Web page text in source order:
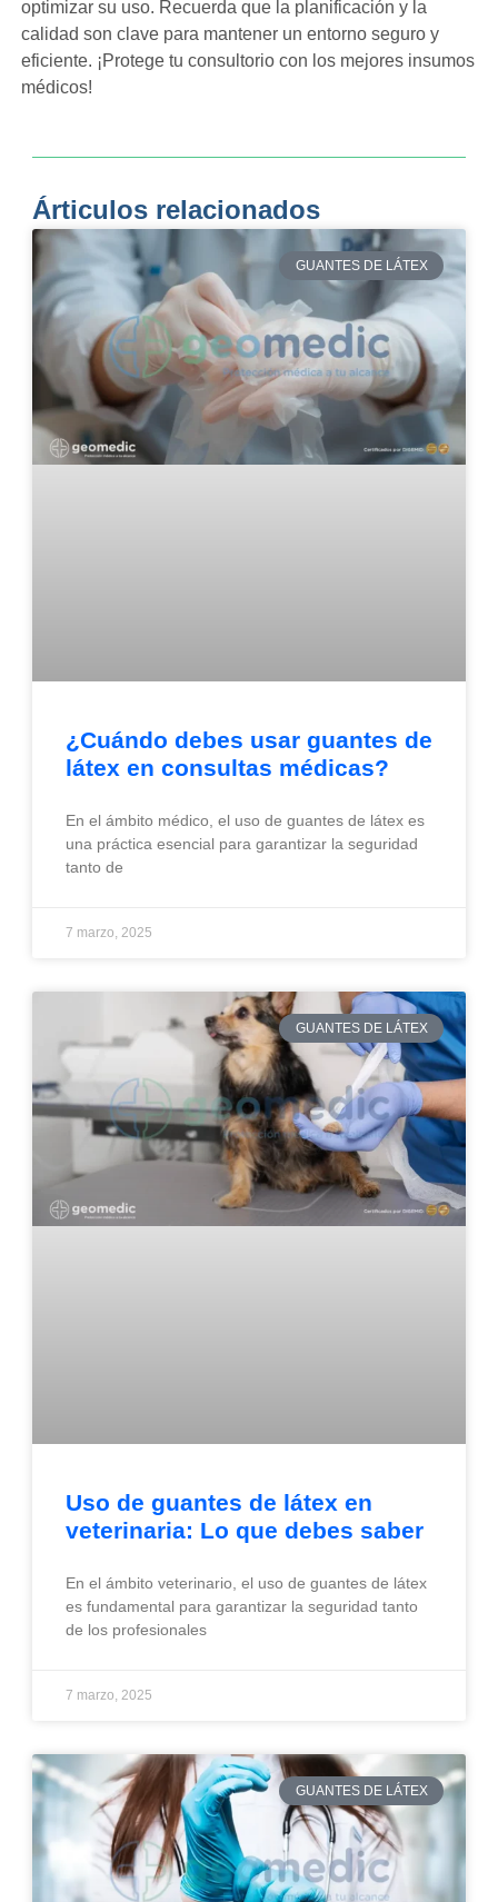
optimizar su uso. Recuerda que la planificación y la
calidad son clave para mantener un entorno seguro y
eficiente. ¡Protege tu consultorio con los mejores insumos
médicos!
Árticulos relacionados
GUANTES DE LÁTEX
¿Cuándo debes usar guantes de
látex en consultas médicas?
En el ámbito médico, el uso de guantes de látex es
una práctica esencial para garantizar la seguridad
tanto de
7 marzo, 2025
GUANTES DE LÁTEX
Uso de guantes de látex en
veterinaria: Lo que debes saber
En el ámbito veterinario, el uso de guantes de látex
es fundamental para garantizar la seguridad tanto
de los profesionales
7 marzo, 2025
GUANTES DE LÁTEX